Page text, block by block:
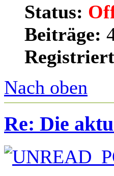
Status:
Beiträge:
Nach oben
Re: Die